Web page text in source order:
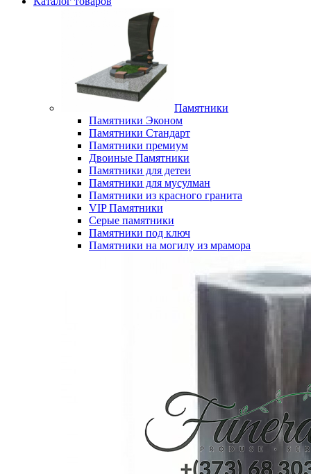
Памятники
Памятники Эконом
Памятники Стандарт
Памятники премиум
Двоиные Памятники
Памятники для детеи
Памятники для мусулман
Памятники из красного гранита
VIP Памятники
Серые памятники
Памятники под ключ
Памятники на могилу из мрамора